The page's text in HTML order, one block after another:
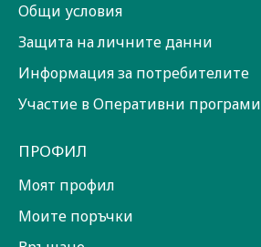
Общи условия
Защита на личните данни
Информация за потребителите
Участие в Оперативни програми
ПРОФИЛ
Моят профил
Моите поръчки